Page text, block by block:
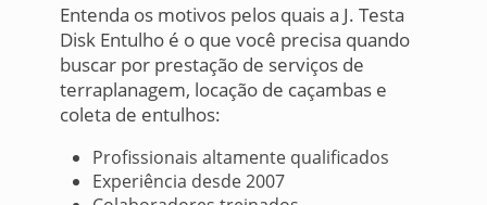
Entenda os motivos pelos quais a J. Testa
Disk Entulho é o que você precisa quando
buscar por prestação de serviços de
terraplanagem, locação de caçambas e
coleta de entulhos:
Profissionais altamente qualificados
Experiência desde 2007